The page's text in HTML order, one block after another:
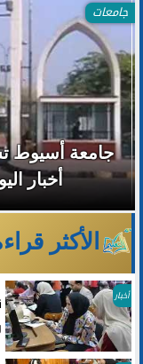
جامعات
جامعة أسيوط
أخبار
الأكثر
أخبار